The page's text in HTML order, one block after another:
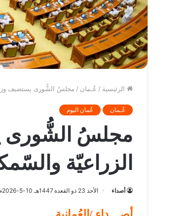
الرئيسية / عُـمان / مجلسُ الشُّورى يستضيف وزير
عُـمان عُمان اليوم
مجلسُ الشُّورى
الزراعيّة
أصداء الأحد 23 ذو القعدة 1447هـ 10-5-2026م